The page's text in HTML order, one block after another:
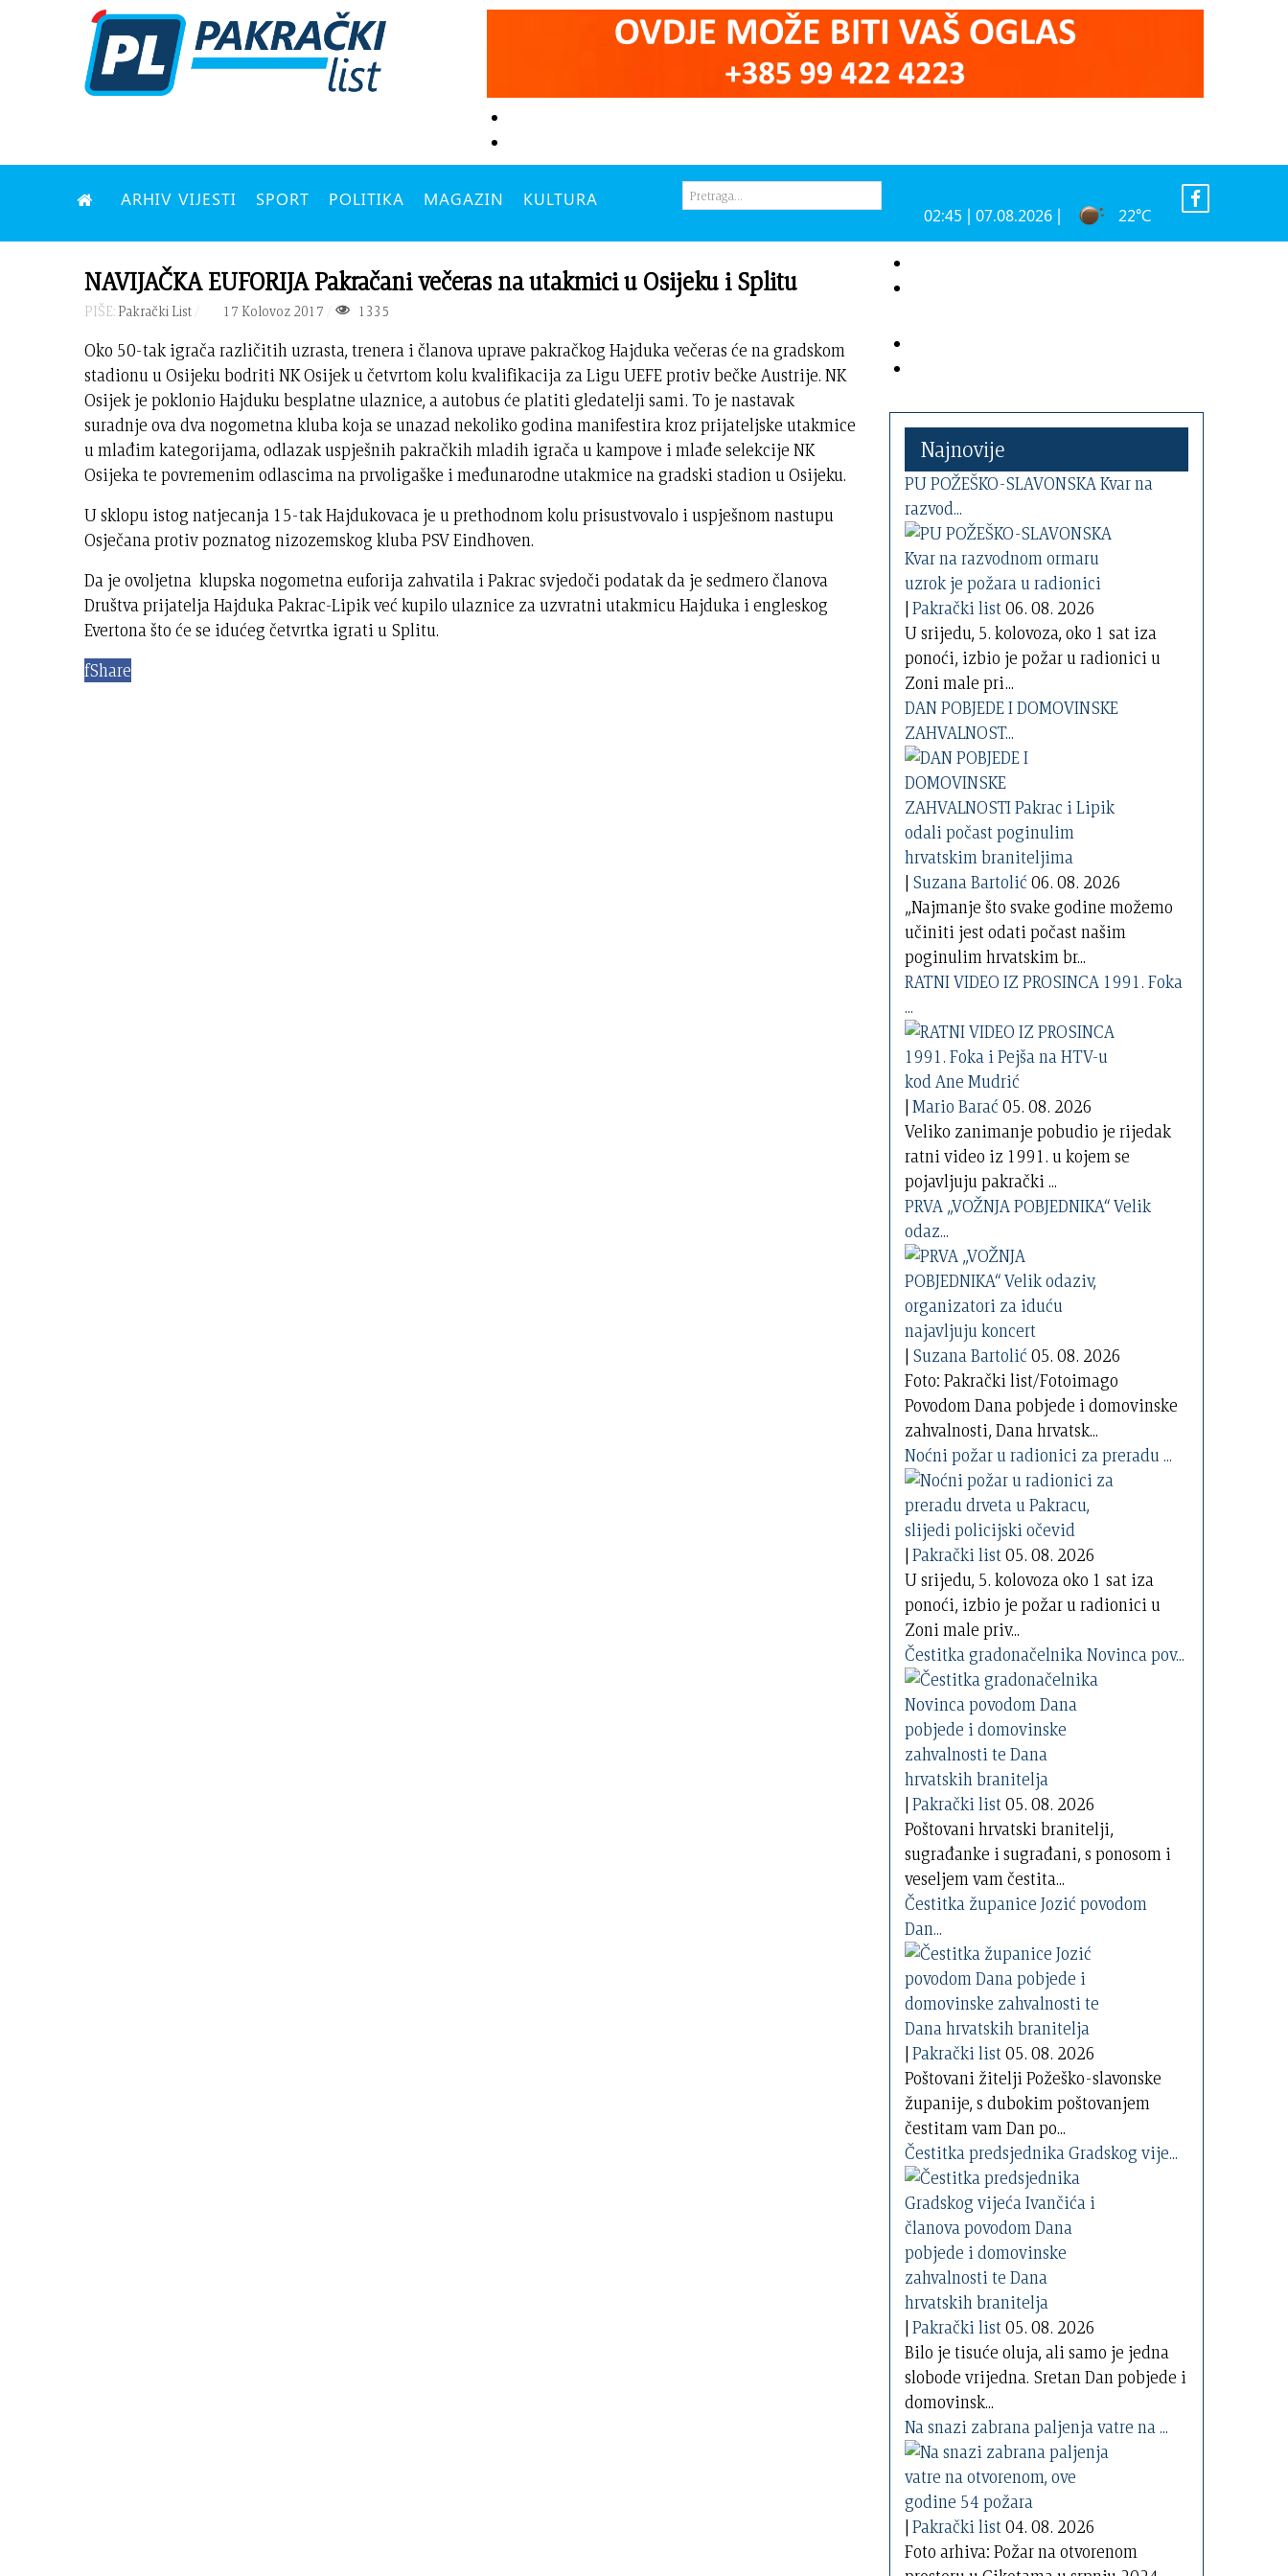
ARHIV VIJESTI SPORT POLITIKA MAGAZIN KULTURA
02:45 | 07.08.2026 | 22°C
NAVIJAČKA EUFORIJA Pakračani večeras na utakmici u Osijeku i Splitu
PIŠE: Pakrački List 17 Kolovoz 2017 1335
Oko 50-tak igrača različitih uzrasta, trenera i članova uprave pakračkog Hajduka večeras će na gradskom
stadionu u Osijeku bodriti NK Osijek u četvrtom kolu kvalifikacija za Ligu UEFE protiv bečke Austrije. NK
Osijek je poklonio Hajduku besplatne ulaznice, a autobus će platiti gledatelji sami. To je nastavak
suradnje ova dva nogometna kluba koja se unazad nekoliko godina manifestira kroz prijateljske utakmice
u mlađim kategorijama, odlazak uspješnih pakračkih mladih igrača u kampove i mlađe selekcije NK
Osijeka te povremenim odlascima na prvoligaške i međunarodne utakmice na gradski stadion u Osijeku.
U sklopu istog natjecanja 15-tak Hajdukovaca je u prethodnom kolu prisustvovalo i uspješnom nastupu
Osječana protiv poznatog nizozemskog kluba PSV Eindhoven.
Da je ovoljetna klupska nogometna euforija zahvatila i Pakrac svjedoči podatak da je sedmero članova
Društva prijatelja Hajduka Pakrac-Lipik već kupilo ulaznice za uzvratni utakmicu Hajduka i engleskog
Evertona što će se idućeg četvrtka igrati u Splitu.
fShare
Najnovije
PU POŽEŠKO-SLAVONSKA Kvar na
razvod...
|Pakrački list06. 08. 2026
U srijedu, 5. kolovoza, oko 1 sat iza
ponoći, izbio je požar u radionici u
Zoni male pri...
DAN POBJEDE I DOMOVINSKE
ZAHVALNOST...
| Suzana Bartolić 06. 08. 2026
„Najmanje što svake godine možemo
učiniti jest odati počast našim
poginulim hrvatskim br...
RATNI VIDEO IZ PROSINCA 1991. Foka
...
|Mario Barać 05. 08. 2026
Veliko zanimanje pobudio je rijedak
ratni video iz 1991. u kojem se
pojavljuju pakrački ...
PRVA „VOŽNJA POBJEDNIKA“ Velik
odaz...
| Suzana Bartolić 05. 08. 2026
Foto: Pakrački list/Fotoimago
Povodom Dana pobjede i domovinske
zahvalnosti, Dana hrvatsk...
Noćni požar u radionici za preradu ...
|Pakrački list05. 08. 2026
U srijedu, 5. kolovoza oko 1 sat iza
ponoći, izbio je požar u radionici u
Zoni male priv...
Čestitka gradonačelnika Novinca pov...
|Pakrački list05. 08. 2026
Poštovani hrvatski branitelji,
sugrađanke i sugrađani, s ponosom i
veseljem vam čestita...
Čestitka županice Jozić povodom
Dan...
|Pakrački list05. 08. 2026
Poštovani žitelji Požeško-slavonske
županije, s dubokim poštovanjem
čestitam vam Dan po...
Čestitka predsjednika Gradskog vije...
|Pakrački list05. 08. 2026
Bilo je tisuće oluja, ali samo je jedna
slobode vrijedna. Sretan Dan pobjede i
domovinsk...
Na snazi zabrana paljenja vatre na ...
|Pakrački list04. 08. 2026
Foto arhiva: Požar na otvorenom